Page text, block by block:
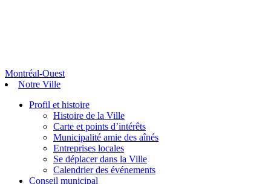
Montréal-Ouest
Notre Ville
Profil et histoire
Histoire de la Ville
Carte et points d’intérêts
Municipalité amie des aînés
Entreprises locales
Se déplacer dans la Ville
Calendrier des événements
Conseil municipal